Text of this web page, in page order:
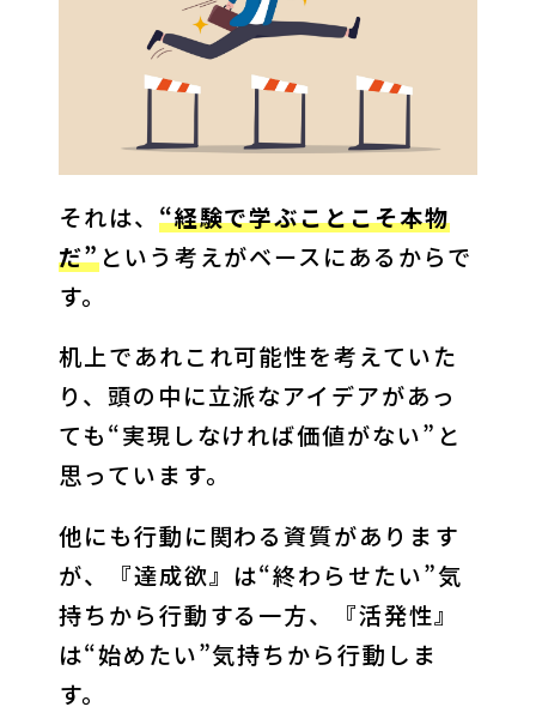
それは、 “経験で学ぶことこそ本物
だ”という考えがベースにあるからで
す。
机上であれこれ可能性を考えていた
り、頭の中に立派なアイデアがあっ
ても“実現しなければ価値がない”と
思っています。
他にも行動に関わる資質があります
が、『達成欲』は“終わらせたい”気
持ちから行動する一方、『活発性』
は“始めたい”気持ちから行動しま
す。